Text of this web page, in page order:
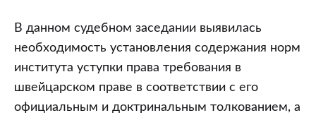
В данном судебном заседании выявилась
необходимость установления содержания норм
института уступки права требования в
швейцарском праве в соответствии с его
официальным и доктринальным толкованием, а